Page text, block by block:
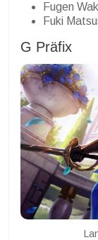
Fugen
Fuki
G Präfix